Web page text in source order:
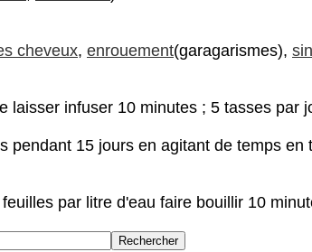
cheveux, enrouement(garagarismes),
laisser infuser 10 minutes ; 5 tasses par
15 jours en agitant de temps
par litre d'eau faire bouillir 10